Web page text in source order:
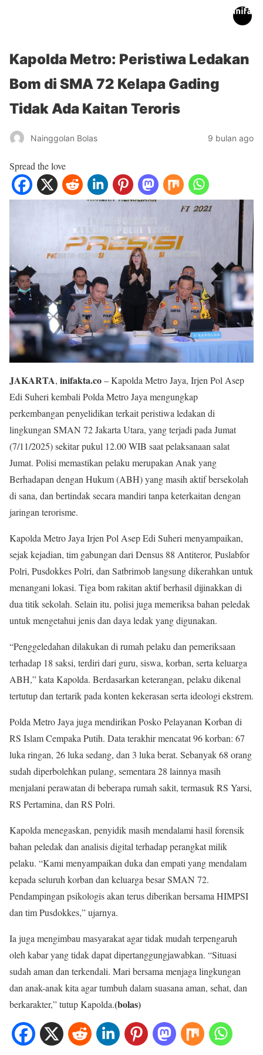
Kapolda Metro: Peristiwa Ledakan
Bom di SMA 72 Kelapa Gading
Tidak Ada Kaitan Teroris
Nainggolan Bolas 9 bulan ago
Spread the love
JAKARTA, inifakta.co– Kapolda Metro Jaya, Irjen Pol Asep
Edi Suheri kembali Polda Metro Jaya mengungkap
perkembangan penyelidikan terkait peristiwa ledakan di
lingkungan SMAN 72 Jakarta Utara, yang terjadi pada Jumat
(7/11/2025) sekitar pukul 12.00 WIB saat pelaksanaan salat
Jumat. Polisi memastikan pelaku merupakan Anak yang
Berhadapan dengan Hukum (ABH) yang masih aktif bersekolah
di sana, dan bertindak secara mandiri tanpa keterkaitan dengan
jaringan terorisme.
Kapolda Metro Jaya Irjen Pol Asep Edi Suheri menyampaikan,
sejak kejadian, tim gabungan dari Densus 88 Antiteror, Puslabfor
Polri, Pusdokkes Polri, dan Satbrimob langsung dikerahkan untuk
menangani lokasi. Tiga bom rakitan aktif berhasil dijinakkan di
dua titik sekolah. Selain itu, polisi juga memeriksa bahan peledak
untuk mengetahui jenis dan daya ledak yang digunakan.
“Penggeledahan dilakukan di rumah pelaku dan pemeriksaan
terhadap 18 saksi, terdiri dari guru, siswa, korban, serta keluarga
ABH,” kata Kapolda. Berdasarkan keterangan, pelaku dikenal
tertutup dan tertarik pada konten kekerasan serta ideologi ekstrem.
Polda Metro Jaya juga mendirikan Posko Pelayanan Korban di
RS Islam Cempaka Putih. Data terakhir mencatat 96 korban: 67
luka ringan, 26 luka sedang, dan 3 luka berat. Sebanyak 68 orang
sudah diperbolehkan pulang, sementara 28 lainnya masih
menjalani perawatan di beberapa rumah sakit, termasuk RS Yarsi,
RS Pertamina, dan RS Polri.
Kapolda menegaskan, penyidik masih mendalami hasil forensik
bahan peledak dan analisis digital terhadap perangkat milik
pelaku. “Kami menyampaikan duka dan empati yang mendalam
kepada seluruh korban dan keluarga besar SMAN 72.
Pendampingan psikologis akan terus diberikan bersama HIMPSI
dan tim Pusdokkes,” ujarnya.
Ia juga mengimbau masyarakat agar tidak mudah terpengaruh
oleh kabar yang tidak dapat dipertanggungjawabkan. “Situasi
sudah aman dan terkendali. Mari bersama menjaga lingkungan
dan anak-anak kita agar tumbuh dalam suasana aman, sehat, dan
berkarakter,” tutup Kapolda.(bolas)